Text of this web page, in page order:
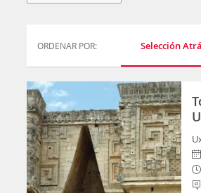
ORDENAR POR: Selección